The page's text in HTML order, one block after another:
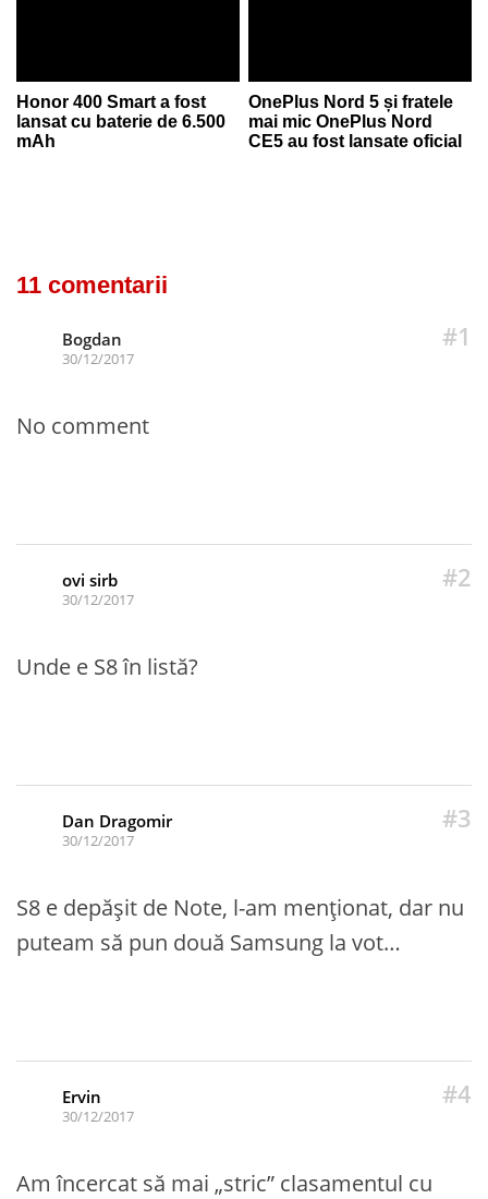
Honor 400 Smart a fost
lansat cu baterie de 6.500
mAh
OnePlus Nord 5 și fratele
mai mic OnePlus Nord
CE5 au fost lansate oficial
11 comentarii
#1
Bogdan
30/12/2017
No comment
#2
ovi sirb
30/12/2017
Unde e S8 în listă?
#3
Dan Dragomir
30/12/2017
S8 e depășit de Note, l-am menționat, dar nu
puteam să pun două Samsung la vot…
#4
Ervin
30/12/2017
Am încercat să mai „stric” clasamentul cu